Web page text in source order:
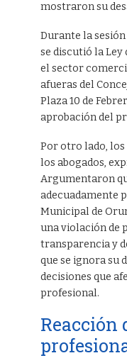
mostraron su
Durante la
se discutió la Ley
el sector
afueras del
Plaza 10 de
aprobación del
Por otro lado,
los abogados,
Argumentaron
adecuadamente
Municipal de
una violación de
transparencia y
que se ignora su
decisiones que
profesional.
Reacción